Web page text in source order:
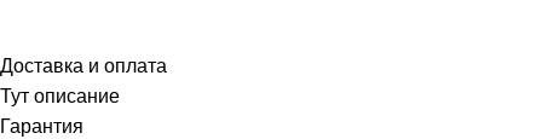
Доставка и оплата
Тут описание
Гарантия